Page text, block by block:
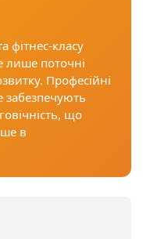
фітнес-класу
лише поточні
Професійні
що
в